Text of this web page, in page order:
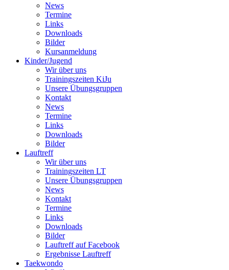
News
Termine
Links
Downloads
Bilder
Kursanmeldung
Kinder/Jugend
Wir über uns
Trainingszeiten KiJu
Unsere Übungsgruppen
Kontakt
News
Termine
Links
Downloads
Bilder
Lauftreff
Wir über uns
Trainingszeiten LT
Unsere Übungsgruppen
News
Kontakt
Termine
Links
Downloads
Bilder
Lauftreff auf Facebook
Ergebnisse Lauftreff
Taekwondo